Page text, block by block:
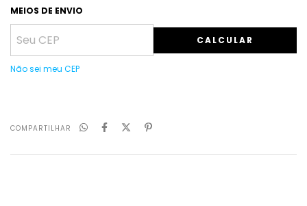
MEIOS DE ENVIO
CALCULAR
Não sei meu CEP
COMPARTILHAR